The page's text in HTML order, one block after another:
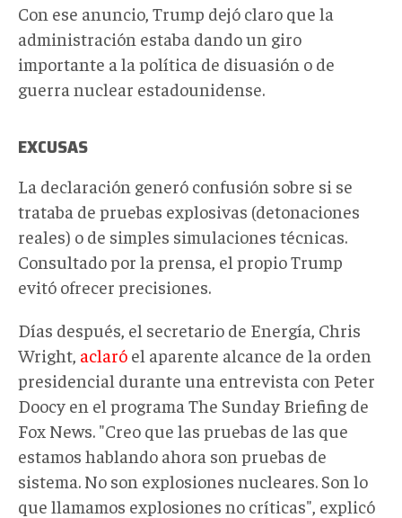
Con ese anuncio, Trump dejó claro que la
administración estaba dando un giro
importante a la política de disuasión o de
guerra nuclear estadounidense.
EXCUSAS
La declaración generó confusión sobre si se
trataba de pruebas explosivas (detonaciones
reales) o de simples simulaciones técnicas.
Consultado por la prensa, el propio Trump
evitó ofrecer precisiones.
Días después, el secretario de Energía, Chris
Wright, aclaró el aparente alcance de la orden
presidencial durante una entrevista con Peter
Doocy en el programa The Sunday Briefing de
Fox News. "Creo que las pruebas de las que
estamos hablando ahora son pruebas de
sistema. No son explosiones nucleares. Son lo
que llamamos explosiones no críticas", explicó